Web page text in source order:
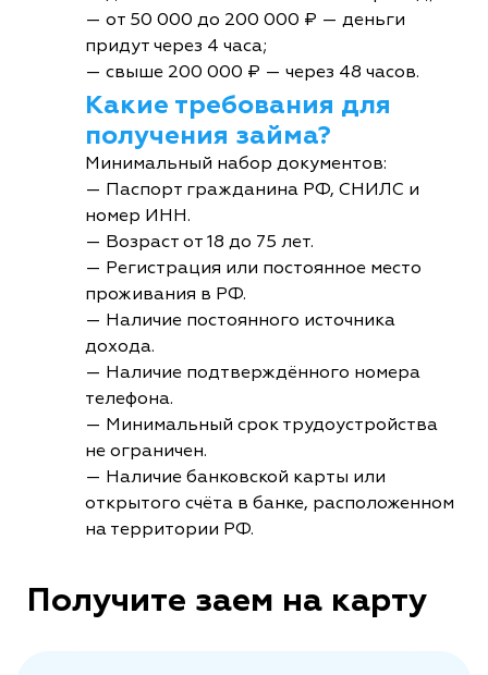
— от 50 000 до 200 000 ₽ — деньги
придут через 4 часа;
— свыше 200 000 ₽ — через 48 часов.
Какие требования для
получения займа?
Минимальный набор документов:
— Паспорт гражданина РФ, СНИЛС и
номер ИНН.
— Возраст от 18 до 75 лет.
— Регистрация или постоянное место
проживания в РФ.
— Наличие постоянного источника
дохода.
— Наличие подтверждённого номера
телефона.
— Минимальный срок трудоустройства
не ограничен.
— Наличие банковской карты или
открытого счёта в банке, расположенном
на территории РФ.
Получите заем на карту